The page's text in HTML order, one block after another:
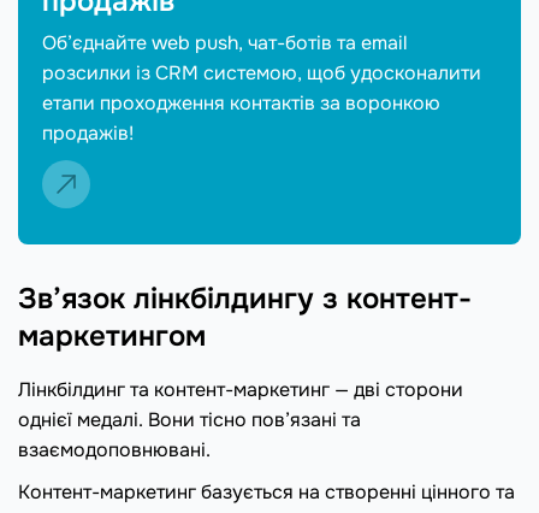
Об’єднайте web push, чат-ботів та email
розсилки із CRM системою, щоб удосконалити
етапи проходження контактів за воронкою
продажів!
Зв’язок лінкбілдингу з контент-
маркетингом
Лінкбілдинг та контент-маркетинг — дві сторони
однієї медалі. Вони тісно пов’язані та
взаємодоповнювані.
Контент-маркетинг базується на створенні цінного та